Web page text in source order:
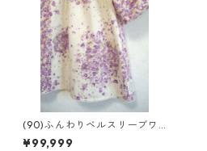
(90)ふんわりベルスリーブワ
ンピ
¥99,999